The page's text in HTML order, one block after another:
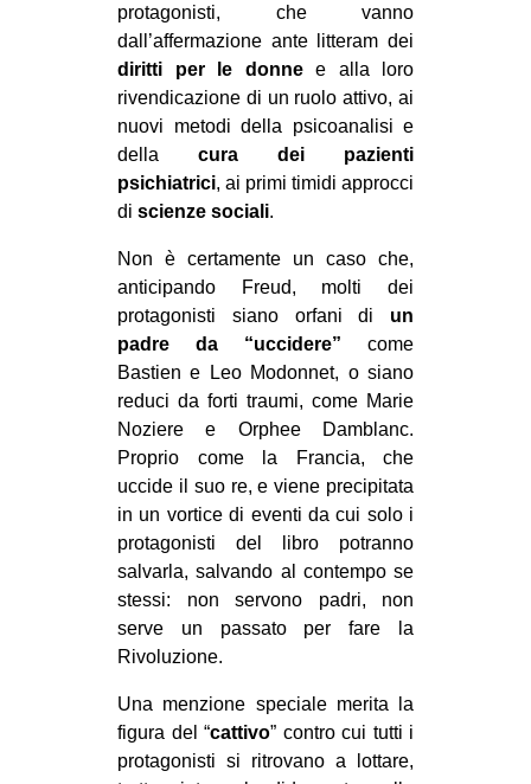
protagonisti, che vanno
dall’affermazione ante litteram dei
diritti per le donnee alla loro
rivendicazione di un ruolo attivo, ai
nuovi metodi della psicoanalisi e
della cura dei pazienti
psichiatrici, ai primi timidi approcci
di scienze sociali.
Non è certamente un caso che,
anticipando Freud, molti dei
protagonisti siano orfani di un
padre da “uccidere” come
Bastien e Leo Modonnet, o siano
reduci da forti traumi, come Marie
Noziere e Orphee Damblanc.
Proprio come la Francia, che
uccide il suo re, e viene precipitata
in un vortice di eventi da cui solo i
protagonisti del libro potranno
salvarla, salvando al contempo se
stessi: non servono padri, non
serve un passato per fare la
Rivoluzione.
Una menzione speciale merita la
figura del “cattivo” contro cui tutti i
protagonisti si ritrovano a lottare,